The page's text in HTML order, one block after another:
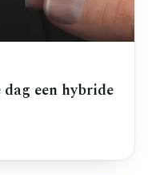
een hybride